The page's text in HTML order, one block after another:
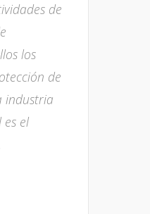
de
los
de
industria
el